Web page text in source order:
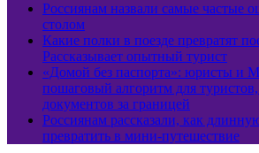
Россиянам назвали самые частые
столом
Какие полки в поезде превратят
Рассказывает опытный турист
«Домой без паспорта»: юристы и
пошаговый алгоритм для
документов за границей
Россиянам рассказали, как
превратить в мини-путешествие